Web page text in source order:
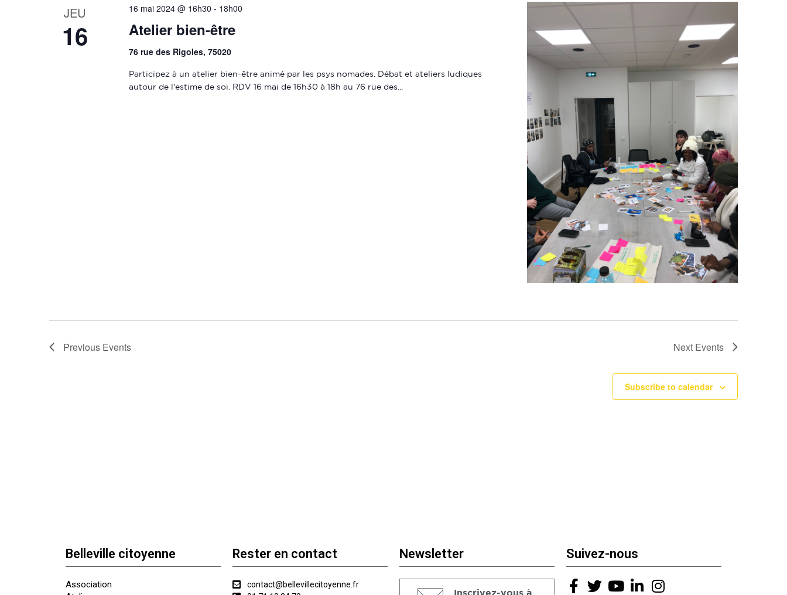
JEU
16
16 mai 2024 @ 16h30 - 18h00
Atelier bien-être
76 rue des Rigoles, 75020
Participez à un atelier bien-être animé par les psys nomades. Débat et ateliers ludiques
autour de l'estime de soi. RDV 16 mai de 16h30 à 18h au 76 rue des...
Previous Events Next Events
Subscribe to calendar
Belleville citoyenne
Association
Rester en contact
contact@bellevillecitoyenne.fr
Newsletter Suivez-nous